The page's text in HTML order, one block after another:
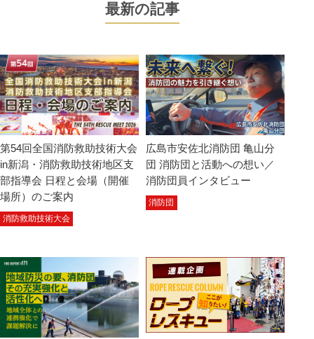
最新の記事
第54回全国消防救助技術大会
in新潟・消防救助技術地区支
部指導会 日程と会場（開催
場所）のご案内
消防救助技術大会
広島市安佐北消防団 亀山分
団 消防団と活動への想い／
消防団員インタビュー
消防団